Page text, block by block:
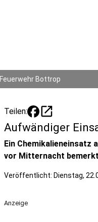
Feuerwehr Bottrop
Teilen: open_in_new
Aufwändiger
Ein Chemikalieneinsatz
vor Mitternacht
Veröffentlicht: Dienstag,
Anzeige